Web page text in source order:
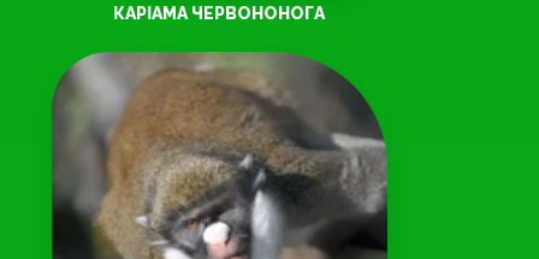
КАРІАМА ЧЕРВОНОНОГА